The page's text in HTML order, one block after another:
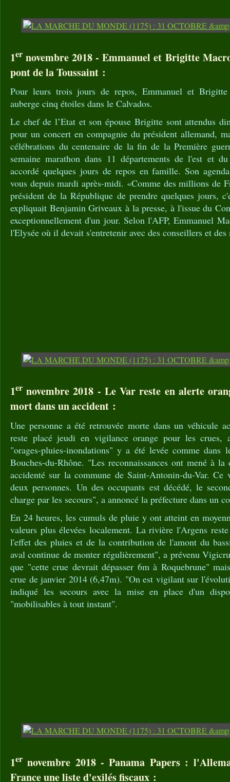
1ernovembre 2018 - Emmanuel et Brigitte
pont de la Toussaint :
Pour leurs trois jours de repos, Emmanuel et
auberge cinq étoiles dans le Calvados.
Le chef de l’Etat et son épouse Brigitte sont attendus
pour un concert en compagnie du président allemand,
célébrations du centenaire de la fin de la Première
semaine marathon dans 11 départements de l'est et
accordé quelques jours de repos en famille. Son
vous depuis mardi après-midi. «Comme des millions de
président de la République de prendre quelques jours,
expliquait Benjamin Griveaux à la presse, à l'issue du
exceptionnellement d'un jour. Selon l'AFP, Emmanuel
l'Elysée où il devait s'entretenir avec des conseillers et
1ernovembre 2018 - Le Var reste en alerte
mort dans un accident :
Une personne a été retrouvée morte dans un véhicule
reste placé jeudi en vigilance orange pour les crues,
"orages-pluies-inondations" y a été levée comme
Bouches-du-Rhône. "Les reconnaissances ont mené à la
accidenté sur la commune de Saint-Antonin-du-Var. Ce
deux personnes. Un des occupants est décédé, le
charge par les secours", a annoncé la préfecture dans un
En 24 heures, les cumuls de pluie y ont atteint en
valeurs plus élevées localement. La rivière l'Argens
l'effet des pluies et de la contribution de l'amont du
aval continue de monter régulièrement", a prévenu
que "cette crue devrait dépasser 6m à Roquebrune"
crue de janvier 2014 (6,47m). "On est vigilant sur
indiqué les secours avec la mise en place d'un
"mobilisables à tout instant".
1ernovembre 2018 - Panama Papers :
France une liste d'exilés fiscaux :